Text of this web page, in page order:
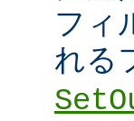
フィ
れる